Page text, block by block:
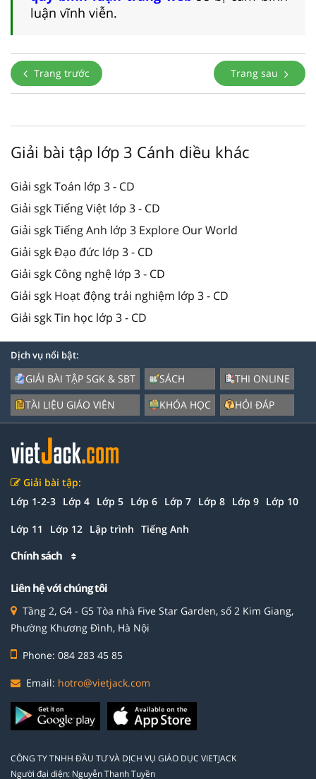
luận vĩnh viễn.
Trang trước Trang sau
Giải bài tập lớp 3 Cánh diều khác
Giải sgk Toán lớp 3 - CD
Giải sgk Tiếng Việt lớp 3 - CD
Giải sgk Tiếng Anh lớp 3 Explore Our World
Giải sgk Đạo đức lớp 3 - CD
Giải sgk Công nghệ lớp 3 - CD
Giải sgk Hoạt động trải nghiệm lớp 3 - CD
Giải sgk Tin học lớp 3 - CD
Dịch vụ nổi bật:
GIẢI BÀI TẬP SGK & SBT
TÀI LIỆU GIÁO VIÊN
SÁCH
KHÓA HỌC
THI ONLINE
HỎI ĐÁP
Giải bài tập:
Lớp 1-2-3 Lớp 4 Lớp 5 Lớp 6 Lớp 7 Lớp 8 Lớp 9 Lớp 10
Lớp 11 Lớp 12 Lập trình Tiếng Anh
Chính sách
Liên hệ với chúng tôi
Tầng 2, G4 - G5 Tòa nhà Five Star Garden, số 2 Kim Giang,
Phường Khương Đình, Hà Nội
Phone: 084 283 45 85
Email: hotro@vietjack.com
CÔNG TY TNHH ĐẦU TƯ VÀ DỊCH VỤ GIÁO DỤC VIETJACK
Người đại diện: Nguyễn Thanh Tuyền